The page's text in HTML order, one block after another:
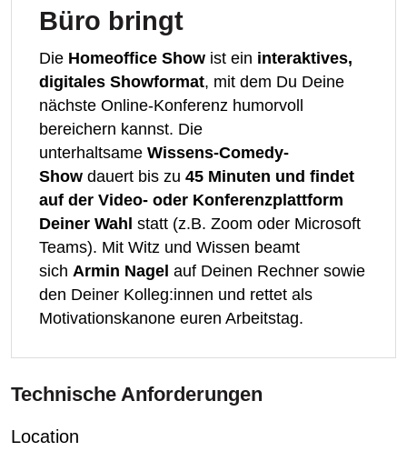
Büro bringt
Die Homeoffice Show ist ein interaktives,
digitales Showformat, mit dem Du Deine
nächste Online-Konferenz humorvoll
bereichern kannst. Die
unterhaltsame Wissens-Comedy-
Show dauert bis zu 45 Minuten und findet
auf der Video- oder Konferenzplattform
Deiner Wahl statt (z.B. Zoom oder Microsoft
Teams). Mit Witz und Wissen beamt
sich Armin Nagel auf Deinen Rechner sowie
den Deiner Kolleg:innen und rettet als
Motivationskanone euren Arbeitstag.
Technische Anforderungen
Location